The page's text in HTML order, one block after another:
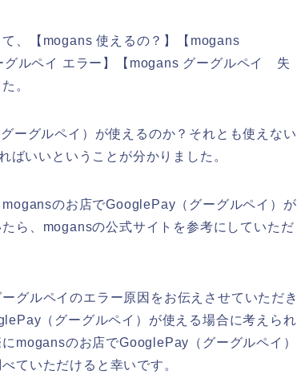
、【mogans 使えるの？】【mogans
ルペイ エラー】【mogans グーグルペイ 失
。
ーグルペイ）が使えるのか？それとも使えない
いいということが分かりました。
のお店でGooglePay（グーグルペイ）が
ら、mogansの公式サイトを参考にしていただ
グルペイのエラー原因をお伝えさせていただき
（グーグルペイ）が使える場合に考えられ
mogansのお店でGooglePay（グーグルペイ）
ていただけると幸いです。